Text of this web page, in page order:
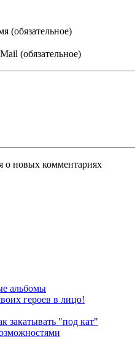
(обязательное)
(обязательное)
о новых комментариях
альбомы
героев в лицо!
закатывать "под кат"